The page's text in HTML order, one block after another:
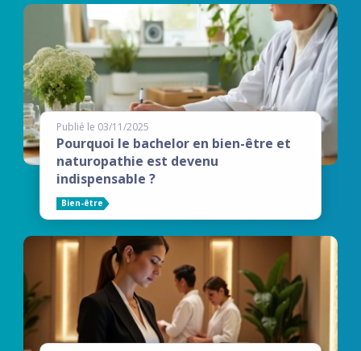
Publié le 03/11/2025
Pourquoi le bachelor en bien-être et
naturopathie est devenu
indispensable ?
Bien-être